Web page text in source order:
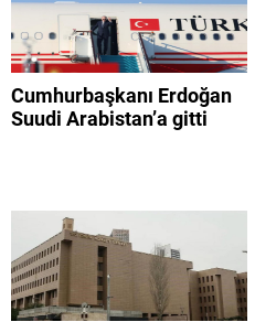
Cumhurbaşkanı Erdoğan
Suudi Arabistan’a gitti